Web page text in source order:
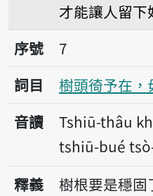
才能讓人留下
序號7樹頭徛予在，毋
序號
7
詞目
樹頭徛予在，
音讀
Tshiū-thâu
tshiū-bué
釋義
樹根要是穩固